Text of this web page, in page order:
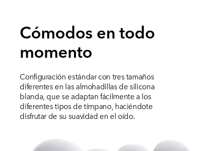
Cómodos en todo
momento
Configuración estándar con tres tamaños
diferentes en las almohadillas de silicona
blanda, que se adaptan fácilmente a los
diferentes tipos de tímpano, haciéndote
disfrutar de su suavidad en el oído.